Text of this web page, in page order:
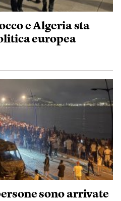
e Algeria sta
europea
sono arrivate